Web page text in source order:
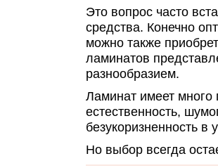
Это вопрос часто
средства. Конечно
можно также
ламинатов
разнообразием.
Ламинат имеет
естественность,
безукоризненность в
Но выбор всегда